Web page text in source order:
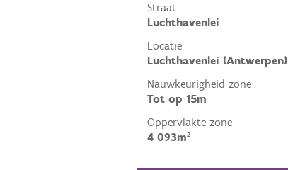
Straat
Luchthavenlei
Locatie
Luchthavenlei (Antwerpen)
Nauwkeurigheid zone
Tot op 15m
Oppervlakte zone
4 093m²